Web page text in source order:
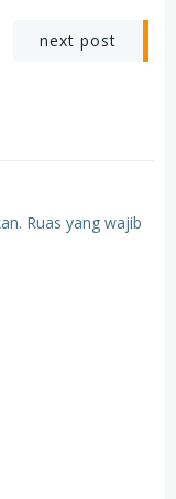
next post
Ruas yang wajib